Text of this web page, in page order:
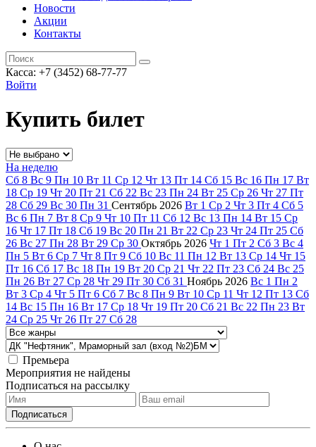
Новости
Акции
Контакты
Касса: +7 (3452) 68-77-77
Войти
Купить билет
На неделю
Сб 8 Вс 9 Пн 10 Вт 11 Ср 12 Чт 13 Пт 14 Сб 15 Вс 16 Пн 17 Вт
18 Ср 19 Чт 20 Пт 21 Сб 22 Вс 23 Пн 24 Вт 25 Ср 26 Чт 27 Пт
28 Сб 29 Вс 30 Пн 31 Сентябрь 2026 Вт 1 Ср 2 Чт 3 Пт 4 Сб 5
Вс 6 Пн 7 Вт 8 Ср 9 Чт 10 Пт 11 Сб 12 Вс 13 Пн 14 Вт 15 Ср
16 Чт 17 Пт 18 Сб 19 Вс 20 Пн 21 Вт 22 Ср 23 Чт 24 Пт 25 Сб
26 Вс 27 Пн 28 Вт 29 Ср 30 Октябрь 2026 Чт 1 Пт 2 Сб 3 Вс 4
Пн 5 Вт 6 Ср 7 Чт 8 Пт 9 Сб 10 Вс 11 Пн 12 Вт 13 Ср 14 Чт 15
Пт 16 Сб 17 Вс 18 Пн 19 Вт 20 Ср 21 Чт 22 Пт 23 Сб 24 Вс 25
Пн 26 Вт 27 Ср 28 Чт 29 Пт 30 Сб 31 Ноябрь 2026 Вс 1 Пн 2
Вт 3 Ср 4 Чт 5 Пт 6 Сб 7 Вс 8 Пн 9 Вт 10 Ср 11 Чт 12 Пт 13 Сб
14 Вс 15 Пн 16 Вт 17 Ср 18 Чт 19 Пт 20 Сб 21 Вс 22 Пн 23 Вт
24 Ср 25 Чт 26 Пт 27 Сб 28
Премьера
Мероприятия не найдены
Подписаться на рассылку